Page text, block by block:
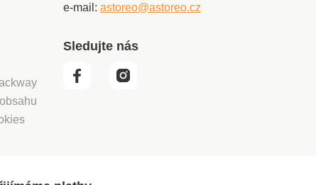
e-mail: astoreo@astoreo.cz
Sledujte nás